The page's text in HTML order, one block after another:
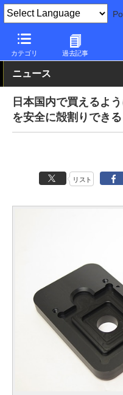
カテゴリ 過去記事
PC Watch 半導体/周辺機器
ニュース
日本国内で買えるよ
を安全に殻割りでき
リスト